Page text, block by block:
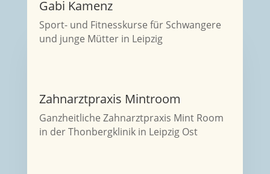
Gabi Kamenz
Sport- und Fitnesskurse für Schwangere
und junge Mütter in Leipzig
Zahnarztpraxis Mintroom
Ganzheitliche Zahnarztpraxis Mint Room
in der Thonbergklinik in Leipzig Ost